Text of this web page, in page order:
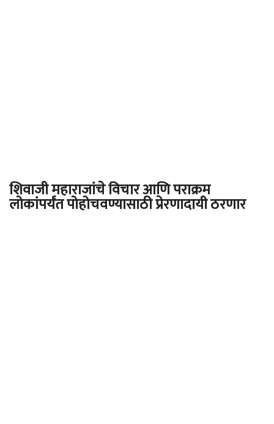
शिवाजी महाराजांचे विचार आणि पराक्रम
लोकांपर्यंत पोहोचवण्यासाठी प्रेरणादायी ठरणार